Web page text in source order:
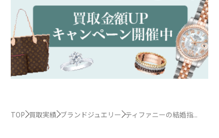
TOP 買取実績 ブランドジュエリー ティファニーの結婚指...